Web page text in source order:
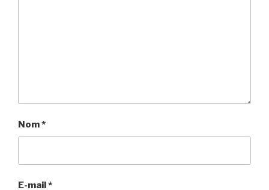
Nom*
E-mail*